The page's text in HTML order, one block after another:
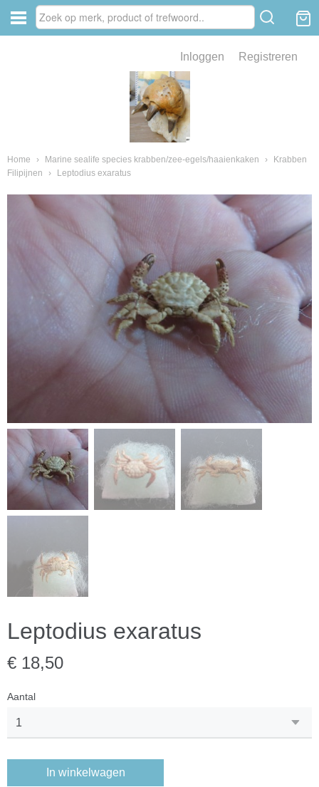
Inloggen Registreren
Home › Marine sealife species krabben/zee-egels/haaienkaken ›
Krabben
Filipijnen
› Leptodius exaratus
Leptodius exaratus
€ 18,50
Aantal
In winkelwagen
van fossielen en mineralen